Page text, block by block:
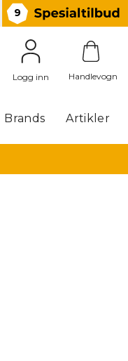
9
Logg inn Handlevogn
Brands Artikler